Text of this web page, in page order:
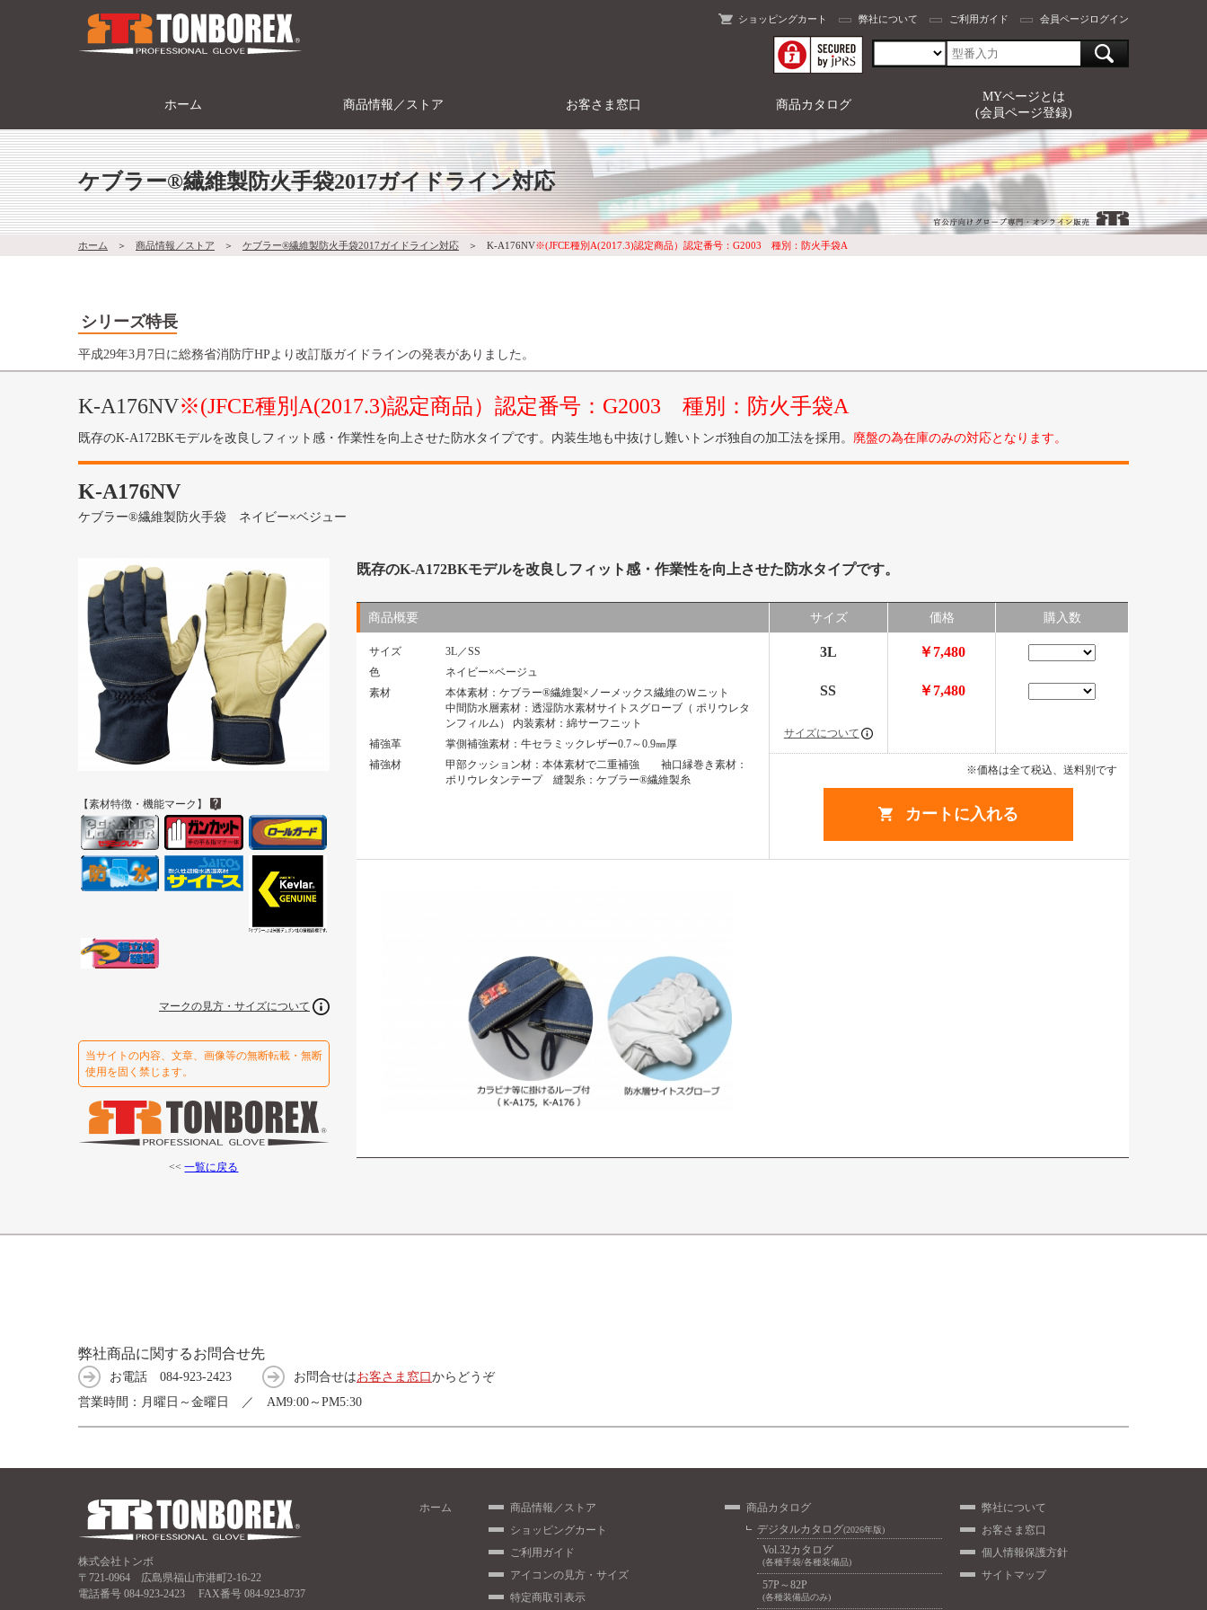
ショッピングカート 弊社について ご利用ガイド 会員ページログイン
ホーム 商品情報／ストア お客さま窓口 商品カタログ
MYページとは
(会員ページ登録)
ケブラー®繊維製防火手袋2017ガイドライン対応
ホーム ＞ 商品情報／ストア ＞ ケブラー®繊維製防火手袋2017ガイドライン対応 ＞ K-A176NV※(JFCE種別A(2017.3)認定商品）認定番号：G2003 種別：防火手袋A
シリーズ特長
平成29年3月7日に総務省消防庁HPより改訂版ガイドラインの発表がありました。
K-A176NV※(JFCE種別A(2017.3)認定商品）認定番号：G2003 種別：防火手袋A
既存のK-A172BKモデルを改良しフィット感・作業性を向上させた防水タイプです。内装生地も中抜けし難いトンボ独自の加工法を採用。 廃盤の為在庫のみの対応となります。
K-A176NV
ケブラー®繊維製防火手袋 ネイビー×ベジュー
【素材特徴・機能マーク】
マークの見方・サイズについて
当サイトの内容、文章、画像等の無断転載・無断
使用を固く禁じます。
<<一覧に戻る
既存のK-A172BKモデルを改良しフィット感・作業性を向上させた防水タイプです。
商品概要
サイズ
3L／SS
色
ネイビー×ベージュ
素材
本体素材：ケブラー®繊維製×ノーメックス繊維のＷニット
中間防水層素材：透湿防水素材サイトスグローブ（ ポリウレタ
ンフィルム） 内装素材：綿サーフニット
補強革
掌側補強素材：牛セラミックレザー0.7～0.9㎜厚
補強材
甲部クッション材：本体素材で二重補強 袖口縁巻き素材：
ポリウレタンテープ 縫製糸：ケブラー®繊維製糸
サイズ 価格 購入数
3L ￥7,480
SS ￥7,480
サイズについて
※価格は全て税込、送料別です
カートに入れる
弊社商品に関するお問合せ先
お電話 084-923-2423 お問合せはお客さま窓口からどうぞ
営業時間：月曜日～金曜日 ／ AM9:00～PM5:30
ホーム
商品情報／ストア
ショッピングカート
ご利用ガイド
アイコンの見方・サイズ
特定商取引表示
商品カタログ
デジタルカタログ(2026年版)
Vol.32カタログ
(各種手袋/各種装備品)
57P～82P
(各種装備品のみ)
弊社について
お客さま窓口
個人情報保護方針
サイトマップ
株式会社トンボ
〒721-0964 広島県福山市港町2-16-22
電話番号 084-923-2423 FAX番号 084-923-8737